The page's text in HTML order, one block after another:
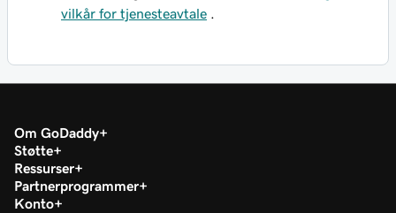
vilkår for tjenesteavtale
Om GoDaddy
Støtte
Ressurser
Partnerprogrammer
Konto